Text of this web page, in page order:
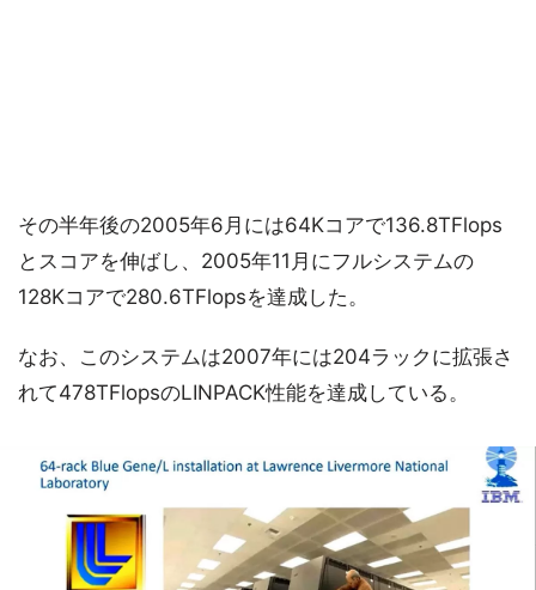
その半年後の2005年6月には64Kコアで136.8TFlops
とスコアを伸ばし、2005年11月にフルシステムの
128Kコアで280.6TFlopsを達成した。
なお、このシステムは2007年には204ラックに拡張さ
れて478TFlopsのLINPACK性能を達成している。